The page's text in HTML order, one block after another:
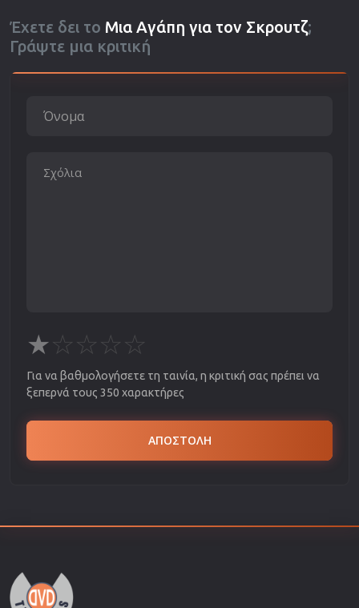
Έχετε δει το Μια Αγάπη για τον Σκρουτζ;
Γράψτε μια κριτική
★☆☆☆☆
Για να βαθμολογήσετε τη ταινία, η κριτική σας πρέπει να
ξεπερνά τους 350 χαρακτήρες
ΑΠΟΣΤΟΛΗ